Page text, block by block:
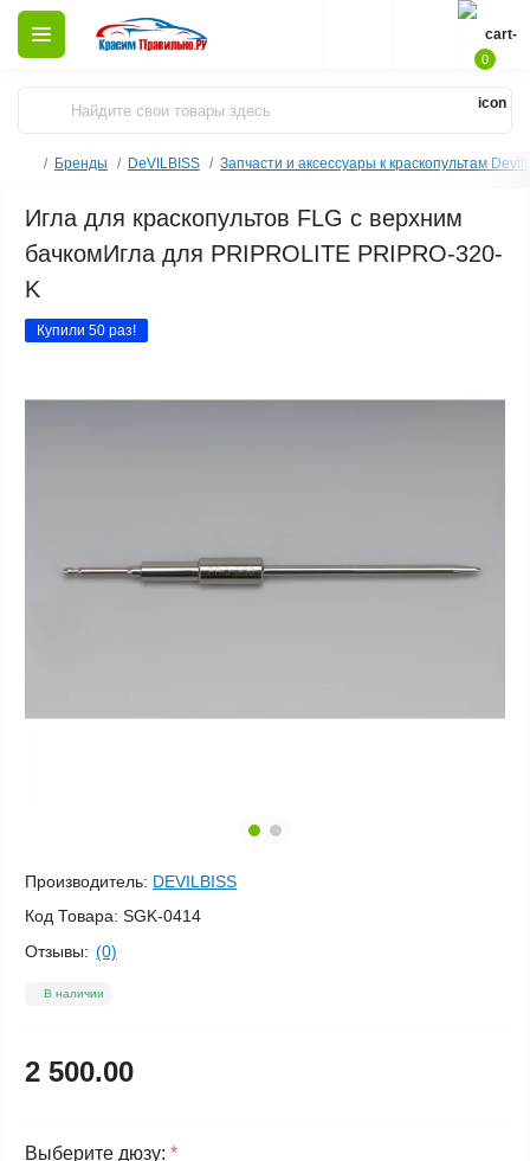
0
Бренды DeVILBISS Запчасти и аксессуары к краскопультам
Игла для краскопультов FLG с верхним
бачкомИгла для PRIPROLITE PRIPRO-320-
K
Купили 50 раз!
Производитель: DEVILBISS
Код Товара: SGK-0414
Отзывы: (0)
В наличии
2 500.00
Выберите дюзу: *